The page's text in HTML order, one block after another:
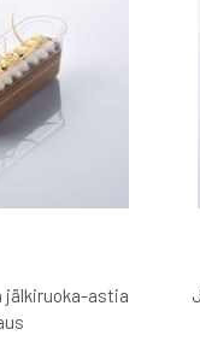
jälkiruoka-astia